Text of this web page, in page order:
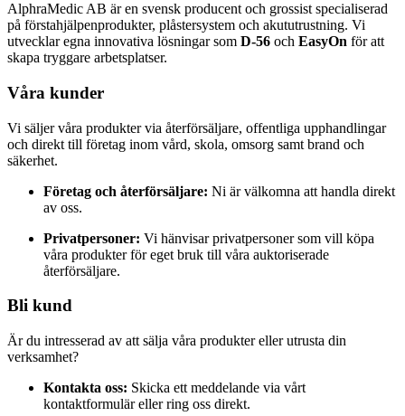
AlphraMedic AB är en svensk producent och grossist specialiserad
på förstahjälpenprodukter, plåstersystem och akututrustning. Vi
utvecklar egna innovativa lösningar som D-56 och EasyOn för att
skapa tryggare arbetsplatser.
Våra kunder
Vi säljer våra produkter via återförsäljare, offentliga upphandlingar
och direkt till företag inom vård, skola, omsorg samt brand och
säkerhet.
Företag och återförsäljare: Ni är välkomna att handla direkt
av oss.
Privatpersoner: Vi hänvisar privatpersoner som vill köpa
våra produkter för eget bruk till våra auktoriserade
återförsäljare.
Bli kund
Är du intresserad av att sälja våra produkter eller utrusta din
verksamhet?
Kontakta oss: Skicka ett meddelande via vårt
kontaktformulär eller ring oss direkt.